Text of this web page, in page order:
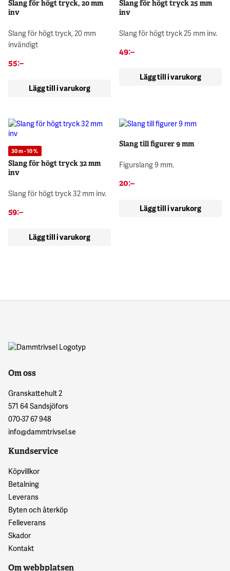
Slang för högt tryck, 20 mm
inv
Slang för högt tryck, 20 mm
invändigt
55:–
Lägg till i varukorg
Slang för högt tryck 25 mm
inv
Slang för högt tryck 25 mm inv.
49:–
Lägg till i varukorg
30 m - 10 %
Slang för högt tryck 32 mm
inv
Slang för högt tryck 32 mm inv.
59:–
Lägg till i varukorg
Slang till figurer 9 mm
Figurslang 9 mm.
20:–
Lägg till i varukorg
Om oss
Granskattehult 2
571 64 Sandsjöfors
070-37 67 948
info@dammtrivsel.se
Kundservice
Köpvillkor
Betalning
Leverans
Byten och återköp
Felleverans
Skador
Kontakt
Om webbplatsen